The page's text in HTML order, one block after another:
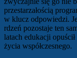
przestarzałością
w klucz odpowiedzi.
rdzeń pozostaje ten
latach edukacji
życia współczesnego.